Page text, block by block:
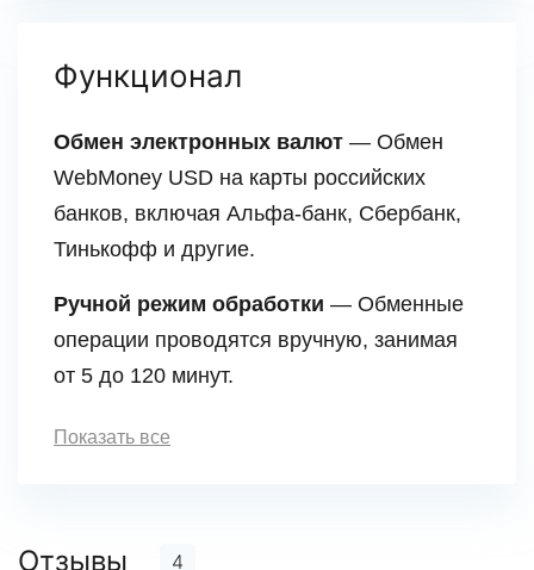
Функционал
Обмен электронных валют — Обмен
WebMoney USD на карты российских
банков, включая Альфа-банк, Сбербанк,
Тинькофф и другие.
Ручной режим обработки — Обменные
операции проводятся вручную, занимая
от 5 до 120 минут.
Показать все
Отзывы 4